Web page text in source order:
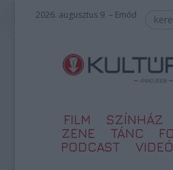
2026. augusztus 9. – Emőd
FILM SZÍNHÁZ
ZENE
TÁNC
PODCAST
VIDEÓ